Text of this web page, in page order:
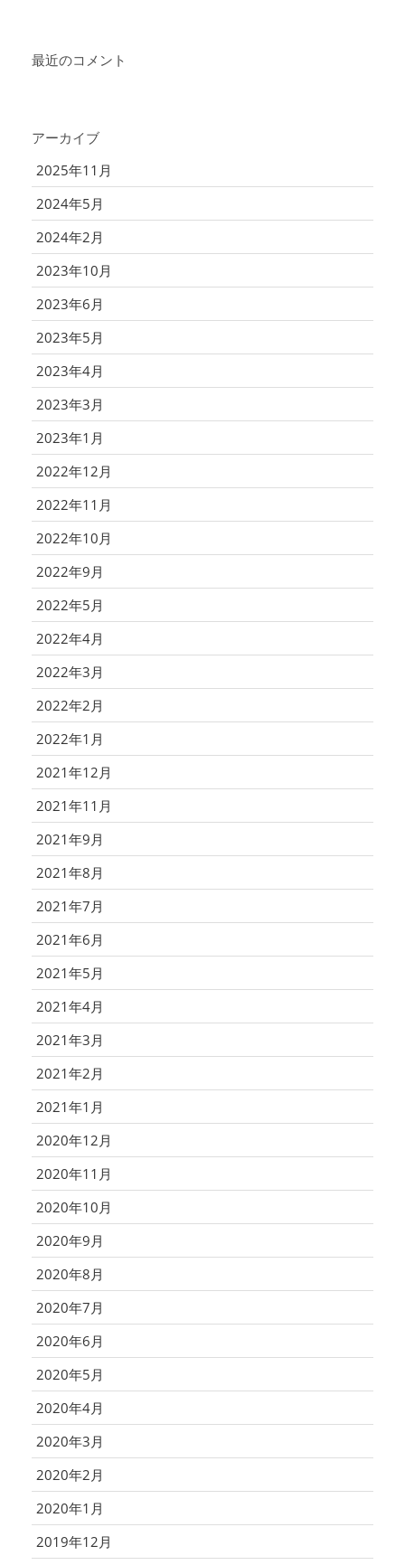
最近のコメント
アーカイブ
2025年11月
2024年5月
2024年2月
2023年10月
2023年6月
2023年5月
2023年4月
2023年3月
2023年1月
2022年12月
2022年11月
2022年10月
2022年9月
2022年5月
2022年4月
2022年3月
2022年2月
2022年1月
2021年12月
2021年11月
2021年9月
2021年8月
2021年7月
2021年6月
2021年5月
2021年4月
2021年3月
2021年2月
2021年1月
2020年12月
2020年11月
2020年10月
2020年9月
2020年8月
2020年7月
2020年6月
2020年5月
2020年4月
2020年3月
2020年2月
2020年1月
2019年12月